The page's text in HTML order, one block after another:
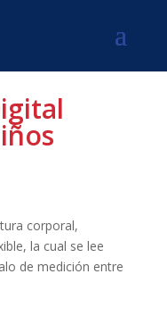
corporal,
la cual se lee
de medición entre